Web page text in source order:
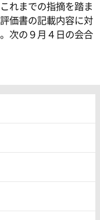
れまでの指摘を踏ま
価書の記載内容に対
次の９月４日の会合